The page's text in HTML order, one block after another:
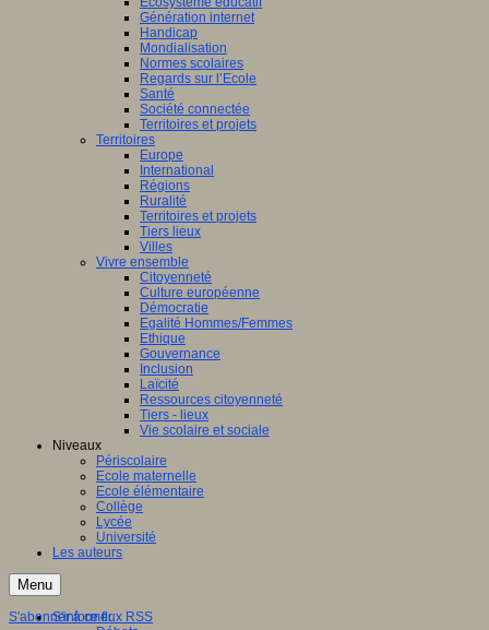
Génération internet
Handicap
Mondialisation
Normes scolaires
Regards sur l’Ecole
Santé
Société connectée
Territoires et projets
Territoires
Europe
International
Régions
Ruralité
Territoires et projets
Tiers lieux
Villes
Vivre ensemble
Citoyenneté
Culture européenne
Démocratie
Egalité Hommes/Femmes
Ethique
Gouvernance
Inclusion
Laïcité
Ressources citoyenneté
Tiers - lieux
Vie scolaire et sociale
Niveaux
Périscolaire
Ecole maternelle
Ecole élémentaire
Collège
Lycée
Université
Les auteurs
Menu
S'informer
S'abonner à ce flux RSS